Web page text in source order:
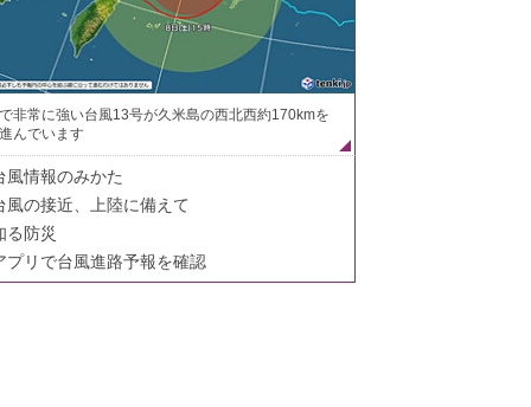
非常に強い台風13号が久米島の西北西約170kmを
んでいます
風情報のみかた
風の接近、上陸に備えて
る防災
プリで台風進路予報を確認